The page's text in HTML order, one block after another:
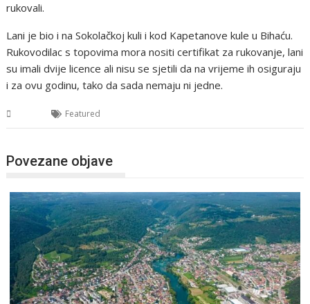
rukovali.
Lani je bio i na Sokolačkoj kuli i kod Kapetanove kule u Bihaću.
Rukovodilac s topovima mora nositi certifikat za rukovanje, lani
su imali dvije licence ali nisu se sjetili da na vrijeme ih osiguraju
i za ovu godinu, tako da sada nemaju ni jedne.
Featured
Povezane objave